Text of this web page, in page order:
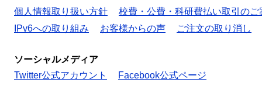
個人情報取り扱い方針
校費・公費・科研費払い取引のご
IPv6への取り組み
お客様からの声 ご注文の取り消し
ソーシャルメディア
Twitter公式アカウント
Facebook公式ページ